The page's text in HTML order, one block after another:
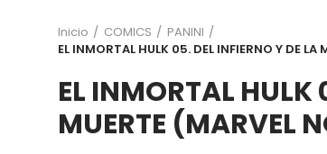
Inicio COMICS
PANINI
EL INMORTAL HULK 05. DEL INFIERNO Y DE LA
EL INMORTAL HULK
MUERTE (MARVEL